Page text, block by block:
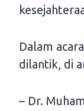
Dalam
dilantik, di
– Dr.